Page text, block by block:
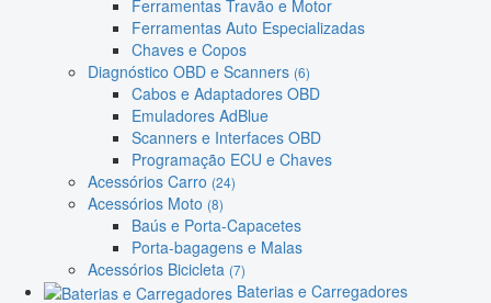
Ferramentas Travão e Motor
Ferramentas Auto Especializadas
Chaves e Copos
Diagnóstico OBD e Scanners (6)
Cabos e Adaptadores OBD
Emuladores AdBlue
Scanners e Interfaces OBD
Programação ECU e Chaves
Acessórios Carro (24)
Acessórios Moto (8)
Baús e Porta-Capacetes
Porta-bagagens e Malas
Acessórios Bicicleta (7)
Baterias e Carregadores